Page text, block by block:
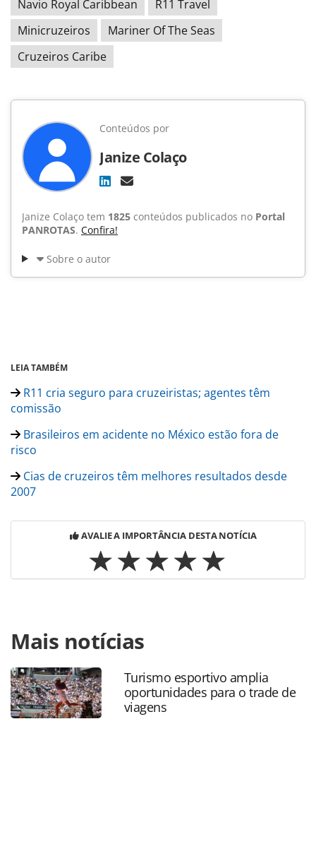
Navio Royal Caribbean
R11 Travel
Minicruzeiros
Mariner Of The Seas
Cruzeiros Caribe
Conteúdos por
Janize Colaço
Janize Colaço tem 1825 conteúdos publicados no Portal
PANROTAS. Confira!
Sobre o autor
LEIA TAMBÉM
R11 cria seguro para cruzeiristas; agentes têm
comissão
Brasileiros em acidente no México estão fora de
risco
Cias de cruzeiros têm melhores resultados desde
2007
AVALIE A IMPORTÂNCIA DESTA NOTÍCIA
https://www.panrotas.com.br/mercado/cruzeiros/2018/
mariner-of-the-seas-sera-lancado-em-junho_153424.html
ou as ferramentas oferecidas na página. Todo o conteúdo
produzido pela PANROTAS Editora é protegido pela
legislação brasileira sobre direito autoral. Não reproduza o
conteúdo sem autorização da PANROTAS Editora
Mais notícias
Turismo esportivo amplia
oportunidades para o trade de
viagens